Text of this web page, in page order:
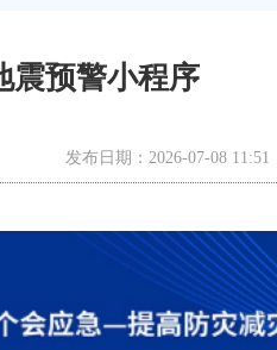
震预警小程序
发布日期：2026-07-08 11:51